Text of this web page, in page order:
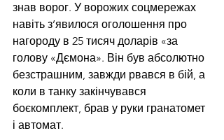
знав ворог. У ворожих соцмережах
навіть з’явилося оголошення про
нагороду в 25 тисяч доларів «за
голову «Дємона». Він був абсолютно
безстрашним, завжди рвався в бій, а
коли в танку закінчувався
боєкомплект, брав у руки гранатомет
і автомат.